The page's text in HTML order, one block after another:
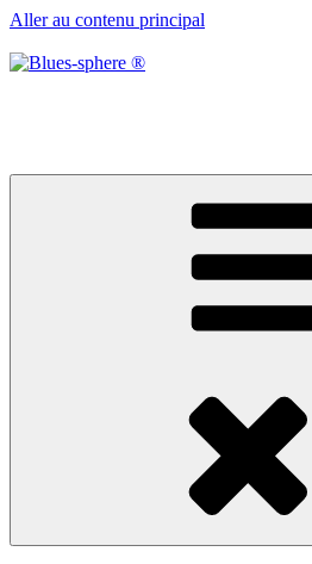
Aller au contenu principal